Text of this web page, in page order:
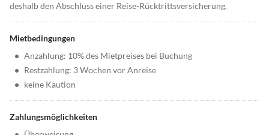
deshalb den Abschluss einer Reise-Rücktrittsversicherung.
Mietbedingungen
• Anzahlung: 10% des Mietpreises bei Buchung
• Restzahlung: 3 Wochen vor Anreise
• keine Kaution
Zahlungsmöglichkeiten